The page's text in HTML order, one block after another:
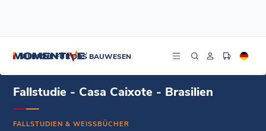
SILIKONE FÜR DAS BAUWESEN
Fallstudie - Casa Caixote - Brasilien
Fallstudie - Casa Caixote - Brasilien
FALLSTUDIEN & WEISSBÜCHER